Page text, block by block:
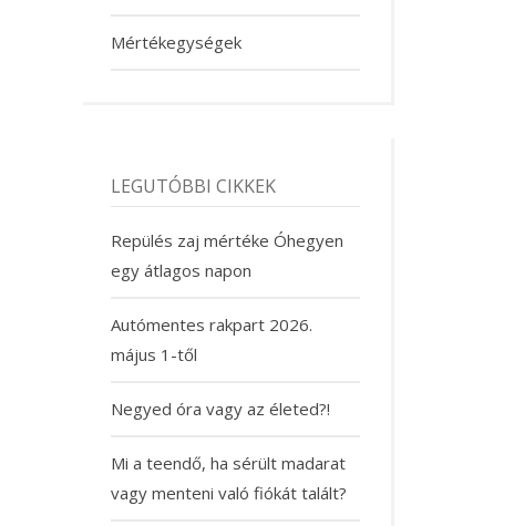
Mértékegységek
LEGUTÓBBI CIKKEK
Repülés zaj mértéke Óhegyen
egy átlagos napon
Autómentes rakpart 2026.
május 1-től
Negyed óra vagy az életed?!
Mi a teendő, ha sérült madarat
vagy menteni való fiókát talált?